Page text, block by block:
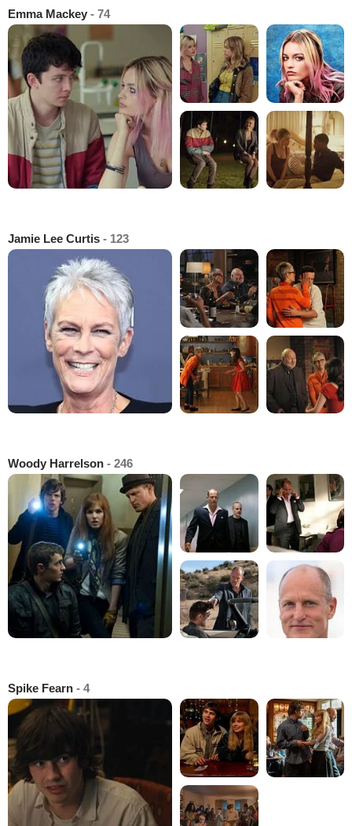
Emma Mackey - 74
Jamie Lee Curtis - 123
Woody Harrelson - 246
Spike Fearn - 4